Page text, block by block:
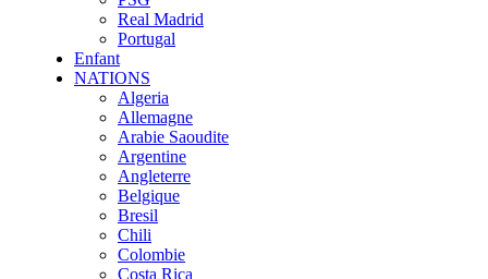
Real Madrid
Portugal
Enfant
NATIONS
Algeria
Allemagne
Arabie Saoudite
Argentine
Angleterre
Belgique
Bresil
Chili
Colombie
Costa Rica